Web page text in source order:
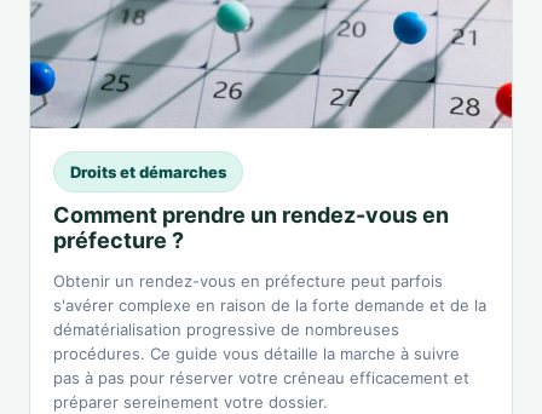
Droits et démarches
Comment prendre un rendez-vous en
préfecture ?
Obtenir un rendez-vous en préfecture peut parfois
s'avérer complexe en raison de la forte demande et de la
dématérialisation progressive de nombreuses
procédures. Ce guide vous détaille la marche à suivre
pas à pas pour réserver votre créneau efficacement et
préparer sereinement votre dossier.